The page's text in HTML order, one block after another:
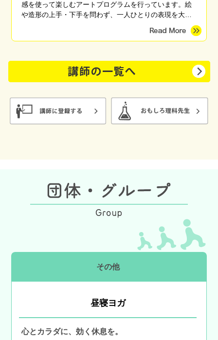
感を使って楽しむアートプログラムを行っています。絵
や造形の上手・下手を問わず、一人ひとりの表現を大切
チーフやさまざまな画材を用い、親子講座、高齢者施
その他
昼寝ヨガ
心とカラダに、効く休息を。